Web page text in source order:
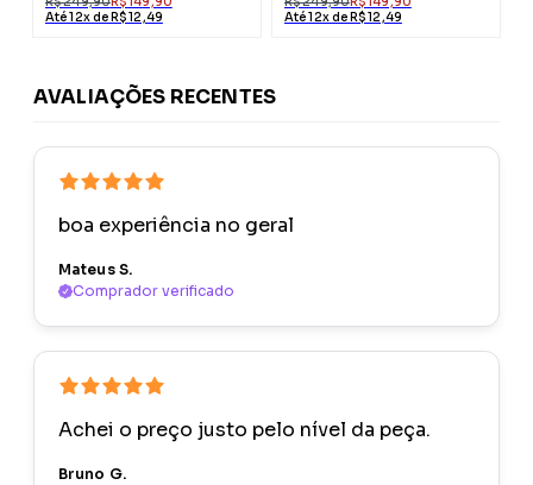
Até 12x de R$ 12,49
Até 12x de R$ 12,49
AVALIAÇÕES RECENTES
boa experiência no geral
Mateus S.
Comprador verificado
Achei o preço justo pelo nível da peça.
Bruno G.